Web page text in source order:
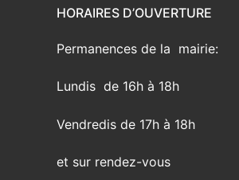
HORAIRES D’OUVERTURE
Permanences de la mairie:
Lundis de 16h à 18h
Vendredis de 17h à 18h
et sur rendez-vous